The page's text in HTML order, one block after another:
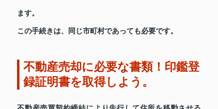
ます。
この手続きは、同じ市町村であっても必要です。
不動産売却に必要な書類！印鑑登
録証明書を取得しよう。